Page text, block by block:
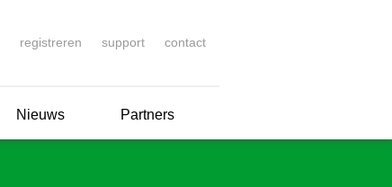
registreren support contact
Nieuws Partners